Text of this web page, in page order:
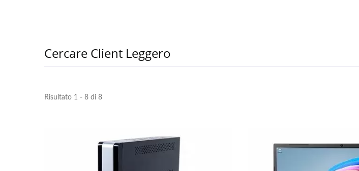
Cercare Client Leggero
Risultato 1 - 8 di 8